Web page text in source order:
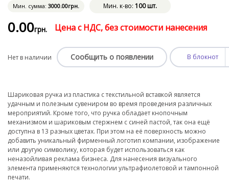
Мин. сумма: 3000.00грн. Мин. к-во: 100 шт.
0.00грн. Цена с НДС, без стоимости нанесения
Нет в наличии Сообщить о появлении В блокнот
Шариковая ручка из пластика с текстильной вставкой является
удачным и полезным сувениром во время проведения различных
мероприятий. Кроме того, что ручка обладает кнопочным
механизмом и шариковым стержнем с синей пастой, так она ещё
доступна в 13 разных цветах. При этом на её поверхность можно
добавить уникальный фирменный логотип компании, изображение
или другую символику, которая будет использоваться как
неназойливая реклама бизнеса. Для нанесения визуального
элемента применяются технологии ультрафиолетовой и тампонной
печати.